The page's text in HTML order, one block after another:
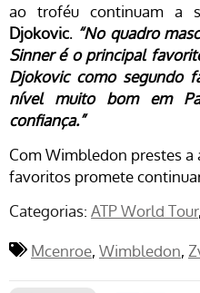
ao troféu continuam a
Djokovic. “No quadro
Sinner é o principal
Djokovic como segundo
nível muito bom em
confiança.”
Com Wimbledon prestes a
favoritos promete
Categorias: ATP World Tour
Mcenroe Wimbledon